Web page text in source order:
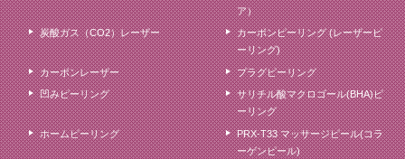
ア）
炭酸ガス（CO2）レーザー
カーボンピーリング (レーザーピ
ーリング)
カーボンレーザー プラグピーリング
凹みピーリング
サリチル酸マクロゴール(BHA)ピ
ーリング
ホームピーリング
PRX-T33 マッサージピール(コラ
ーゲンピール)